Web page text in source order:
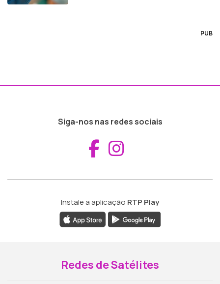
PUB
Siga-nos nas redes sociais
Aceder ao
Instale a aplicação RTP Play
Redes de Satélites